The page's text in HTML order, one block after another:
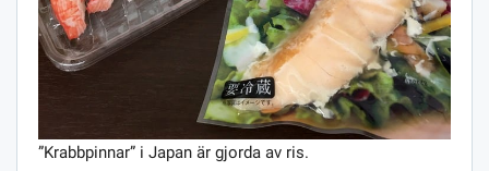
”Krabbpinnar” i Japan är gjorda av ris.